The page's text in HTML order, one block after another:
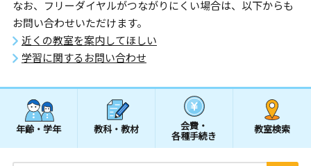
なお、フリーダイヤルがつながりにくい場合は、以下からも
お問い合わせいただけます。
近くの教室を案内してほしい
学習に関するお問い合わせ
年齢・学年 教科・教材 会費・
各種手続き
教室検索